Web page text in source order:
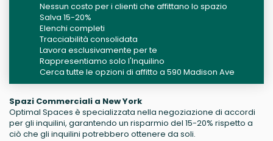
Nessun costo per i clienti che affittano lo spazio
Salva 15-20%
Elenchi completi
Tracciabilità consolidata
Lavora esclusivamente per te
Rappresentiamo solo l'Inquilino
Cerca tutte le opzioni di affitto a 590 Madison Ave
Spazi Commerciali a New York
Optimal Spaces è specializzata nella negoziazione di accordi
per gli inquilini, garantendo un risparmio del 15-20% rispetto a
ciò che gli inquilini potrebbero ottenere da soli.